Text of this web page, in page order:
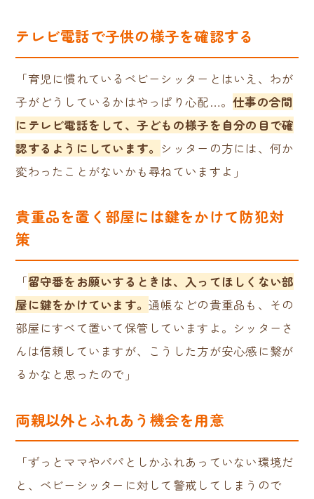
テレビ電話で子供の様子を確認する
「育児に慣れているベビーシッターとはいえ、わが
子がどうしているかはやっぱり心配…。仕事の合間
にテレビ電話をして、子どもの様子を自分の目で確
認するようにしています。 シッターの方には、何か
変わったことがないかも尋ねていますよ」
貴重品を置く部屋には鍵をかけて防犯対
策
「留守番をお願いするときは、入ってほしくない部
屋に鍵をかけています。通帳などの貴重品も、その
部屋にすべて置いて保管していますよ。シッターさ
んは信頼していますが、こうした方が安心感に繋が
るかなと思ったので」
両親以外とふれあう機会を用意
「ずっとママやパパとしかふれあっていない環境だ
と、ベビーシッターに対して警戒してしまうので